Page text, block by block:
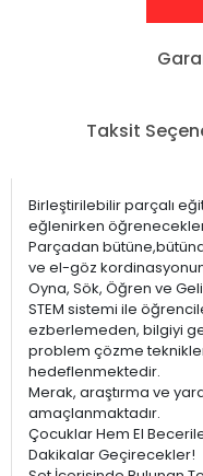
Taksit
Birleştirilebilir parçalı
eğlenirken
Parçadan
ve el-göz
Oyna, Sök, Öğren ve
STEM sistemi ile
ezberlemeden, bilgiyi
problem çözme
hedeflenmektedir.
Merak, araştırma ve
amaçlanmaktadır.
Çocuklar Hem El
Dakikalar Geçirecekler!